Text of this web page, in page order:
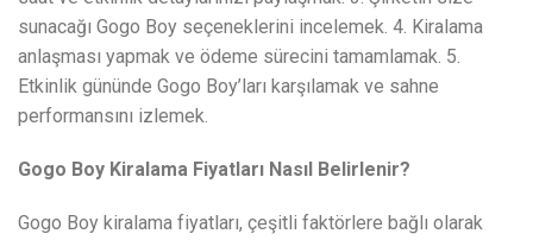
sunacağı Gogo Boy seçeneklerini incelemek. 4. Kiralama
anlaşması yapmak ve ödeme sürecini tamamlamak. 5.
Etkinlik gününde Gogo Boy’ları karşılamak ve sahne
performansını izlemek.
Gogo Boy Kiralama Fiyatları Nasıl Belirlenir?
Gogo Boy kiralama fiyatları, çeşitli faktörlere bağlı olarak